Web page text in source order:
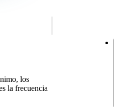
los
la frecuencia